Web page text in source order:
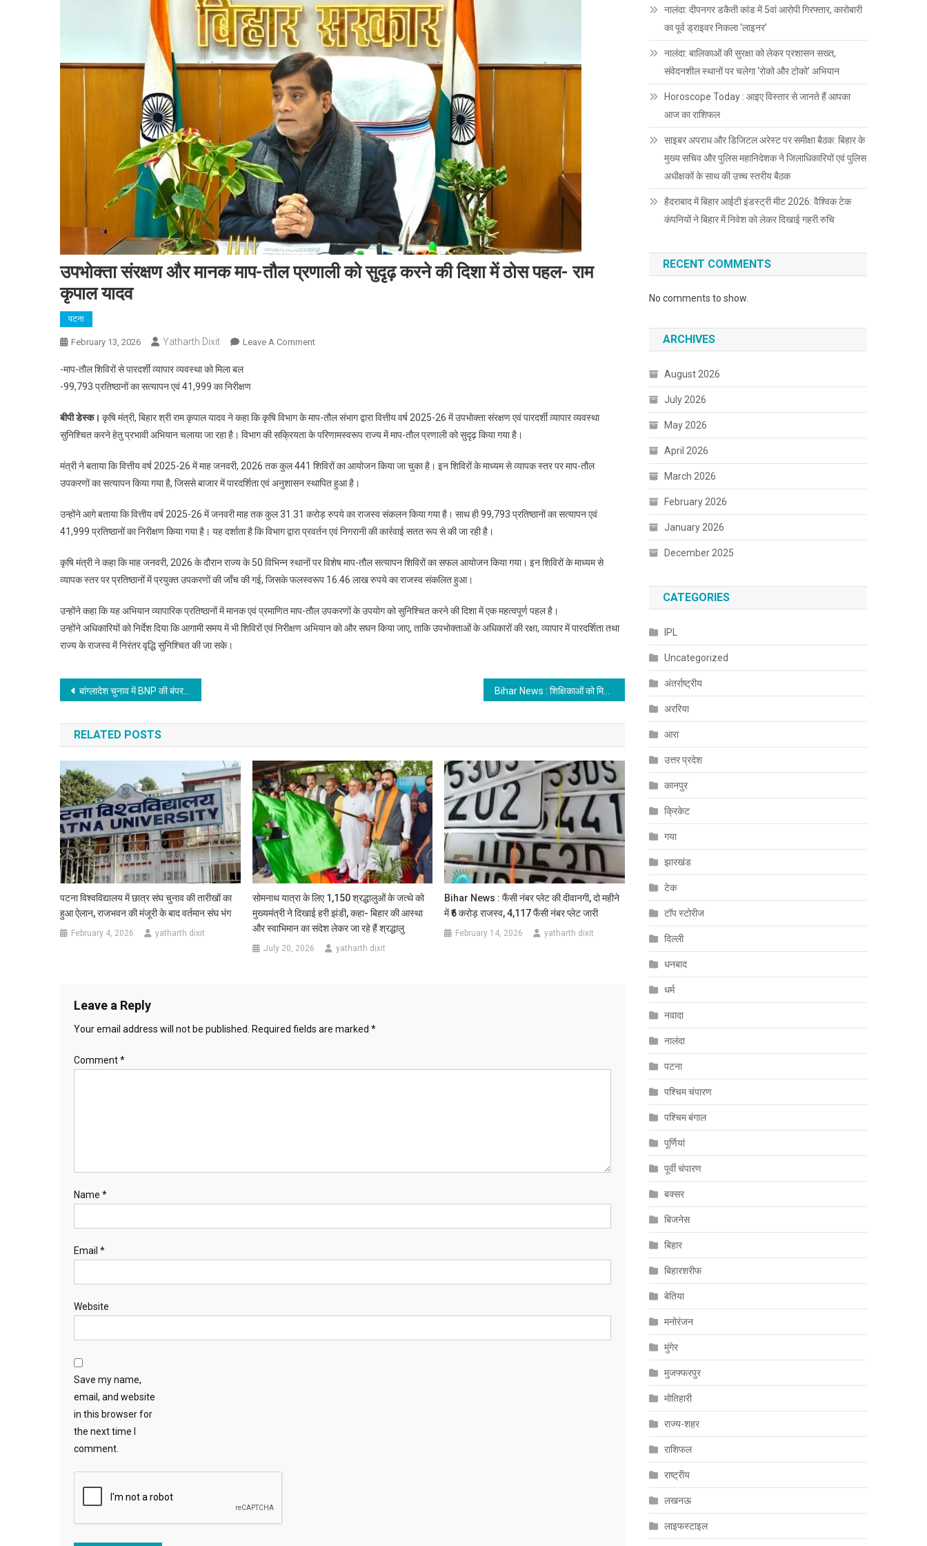
उपभोक्ता संरक्षण और मानक माप-तौल प्रणाली को सुदृढ़ करने की दिशा में ठोस पहल- राम
कृपाल यादव
पटना
February 13, 2026 Yatharth Dixit Leave A CommentOn
माप-
तौल
को
सुदृढ़
की
दिशा
ठोस
पहल-
कृपाल
यादव
-माप-तौल शिविरों से पारदर्शी व्यापार व्यवस्था को मिला बल
-99,793 प्रतिष्ठानों का सत्यापन एवं 41,999 का निरीक्षण
बीपी डेस्क। कृषि मंत्री, बिहार श्री राम कृपाल यादव ने कहा कि कृषि विभाग के माप-तौल संभाग द्वारा वित्तीय वर्ष 2025-26 में उपभोक्ता संरक्षण एवं पारदर्शी व्यापार व्यवस्था
सुनिश्चित करने हेतु प्रभावी अभियान चलाया जा रहा है। विभाग की सक्रियता के परिणामस्वरूप राज्य में माप-तौल प्रणाली को सुदृढ़ किया गया है।
मंत्री ने बताया कि वित्तीय वर्ष 2025-26 में माह जनवरी, 2026 तक कुल 441 शिविरों का आयोजन किया जा चुका है। इन शिविरों के माध्यम से व्यापक स्तर पर माप-तौल
उपकरणों का सत्यापन किया गया है, जिससे बाजार में पारदर्शिता एवं अनुशासन स्थापित हुआ है।
उन्होंने आगे बताया कि वित्तीय वर्ष 2025-26 में जनवरी माह तक कुल 31.31 करोड़ रुपये का राजस्व संकलन किया गया है। साथ ही 99,793 प्रतिष्ठानों का सत्यापन एवं
41,999 प्रतिष्ठानों का निरीक्षण किया गया है। यह दर्शाता है कि विभाग द्वारा प्रवर्तन एवं निगरानी की कार्रवाई सतत रूप से की जा रही है।
कृषि मंत्री ने कहा कि माह जनवरी, 2026 के दौरान राज्य के 50 विभिन्न स्थानों पर विशेष माप-तौल सत्यापन शिविरों का सफल आयोजन किया गया। इन शिविरों के माध्यम से
व्यापक स्तर पर प्रतिष्ठानों में प्रयुक्त उपकरणों की जाँच की गई, जिसके फलस्वरूप 16.46 लाख रुपये का राजस्व संकलित हुआ।
उन्होंने कहा कि यह अभियान व्यापारिक प्रतिष्ठानों में मानक एवं प्रमाणित माप-तौल उपकरणों के उपयोग को सुनिश्चित करने की दिशा में एक महत्वपूर्ण पहल है।
उन्होंने अधिकारियों को निर्देश दिया कि आगामी समय में भी शिविरों एवं निरीक्षण अभियान को और सघन किया जाए, ताकि उपभोक्ताओं के अधिकारों की रक्षा, व्यापार में पारदर्शिता तथा
राज्य के राजस्व में निरंतर वृद्धि सुनिश्चित की जा सके।
Post
navigation
बांग्लादेश चुनाव में BNP की बंपर जीत, तारिक रहमान होंगे अगले प्रधानमंत्री Bihar News : शिक्षिकाओं को मिलेगी अब इतनी ‘चाइल्ड केयर लीव’, वेतन भुगतान की प्रक्रिया में हुए बड़े बदलाव, पढ़िये…
RELATED POSTS
पटना विश्वविद्यालय में छात्र संघ चुनाव की तारीखों का
हुआ ऐलान, राजभवन की मंजूरी के बाद वर्तमान संघ भंग
February 4, 2026 yatharth dixit
सोमनाथ यात्रा के लिए 1,150 श्रद्धालुओं के जत्थे को
मुख्यमंत्री ने दिखाई हरी झंडी, कहा- बिहार की आस्था
और स्वाभिमान का संदेश लेकर जा रहे हैं श्रद्धालु
July 20, 2026 yatharth dixit
Bihar News : फैंसी नंबर प्लेट की दीवानगी, दो महीने
में ₹6 करोड़ राजस्व, 4,117 फैंसी नंबर प्लेट जारी
February 14, 2026 yatharth dixit
Leave a Reply
Your email address will not be published. Required fields are marked *
Comment*
Name *
Email *
Website
Save my name,
email, and website
in this browser for
the next time I
comment.
नालंदा: दीपनगर डकैती कांड में 5वां आरोपी गिरफ्तार, कारोबारी
का पूर्व ड्राइवर निकला ‘लाइनर’
नालंदा: बालिकाओं की सुरक्षा को लेकर प्रशासन सख्त,
संवेदनशील स्थानों पर चलेगा ‘रोको और टोको’ अभियान
Horoscope Today : आइए विस्तार से जानते हैं आपका
आज का राशिफल
साइबर अपराध और डिजिटल अरेस्ट पर समीक्षा बैठक: बिहार के
मुख्य सचिव और पुलिस महानिदेशक ने जिलाधिकारियों एवं पुलिस
अधीक्षकों के साथ की उच्च स्तरीय बैठक
हैदराबाद में बिहार आईटी इंडस्ट्री मीट 2026: वैश्विक टेक
कंपनियों ने बिहार में निवेश को लेकर दिखाई गहरी रुचि
RECENT COMMENTS
No comments to show.
ARCHIVES
August 2026
July 2026
May 2026
April 2026
March 2026
February 2026
January 2026
December 2025
CATEGORIES
IPL
Uncategorized
अंतर्राष्ट्रीय
अररिया
आरा
उत्तर प्रदेश
कानपुर
क्रिकेट
गया
झारखंड
टेक
टॉप स्टोरीज
दिल्ली
धनबाद
धर्म
नवादा
नालंदा
पटना
पश्चिम चंपारण
पश्चिम बंगाल
पूर्णियां
पूर्वी चंपारण
बक्सर
बिजनेस
बिहार
बिहारशरीफ
बेतिया
मनोरंजन
मुंगेर
मुजफ्फरपुर
मोतिहारी
राज्य-शहर
राशिफल
राष्ट्रीय
लखनऊ
लाइफस्टाइल